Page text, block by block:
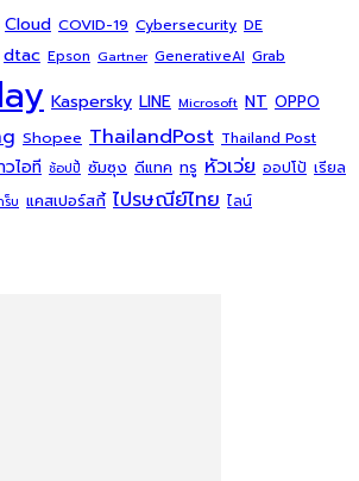
Cloud COVID-19 Cybersecurity DE
dtac Epson Gartner GenerativeAI Grab
Kaspersky LINE Microsoft NT OPPO
Shopee ThailandPost Thailand Post
วไอที ช้อปปี้ ซัมซุง ดีแทค ทรู หัวเว่ย ออปโป้ เรียล
ร็บ แคสเปอร์สกี้ ไปรษณีย์ไทย ไลน์